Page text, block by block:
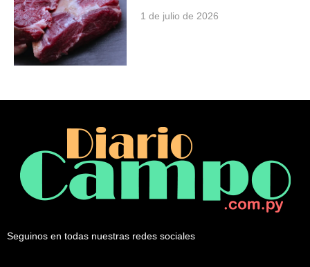
1 de julio de 2026
Seguinos en todas nuestras redes sociales